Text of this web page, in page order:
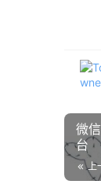
微
台
上